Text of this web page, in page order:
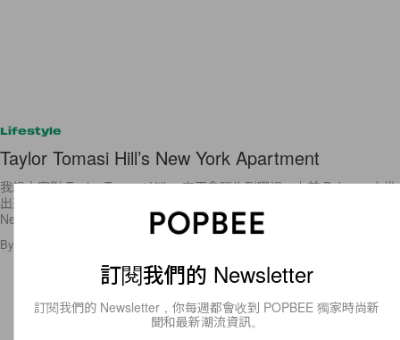
Lifestyle
Taylor Tomasi Hill’s New York Apartment
我想大家對 Taylor Tomasi Hill 一定不會陌生到哪裡，之前 Pobpee 才推
出過一個T aylor 的專訪。不夠喉？沒關係，今天為大家介紹 Taylor 於
New York 的
By
訂閱我們的 Newsletter
訂閱我們的 Newsletter，你每週都會收到 POPBEE 獨家時尚新
聞和最新潮流資訊。